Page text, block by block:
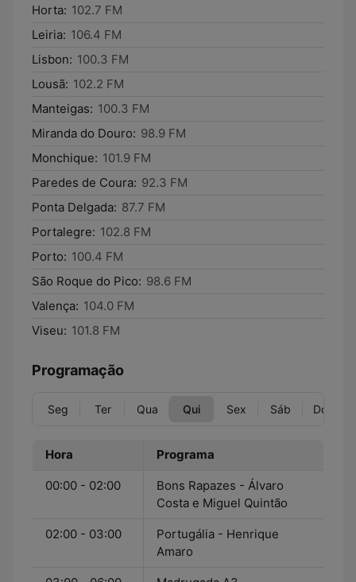
Horta: 102.7 FM
Leiria: 106.4 FM
Lisbon: 100.3 FM
Lousã: 102.2 FM
Manteigas: 100.3 FM
Miranda do Douro: 98.9 FM
Monchique: 101.9 FM
Paredes de Coura: 92.3 FM
Ponta Delgada: 87.7 FM
Portalegre: 102.8 FM
Porto: 100.4 FM
São Roque do Pico: 98.6 FM
Valença: 104.0 FM
Viseu: 101.8 FM
Programação
Seg Ter Qua Qui Sex Sáb Dom
Hora Programa
00:00 - 02:00
Bons Rapazes - Álvaro
Costa e Miguel Quintão
02:00 - 03:00
Portugália - Henrique
Amaro